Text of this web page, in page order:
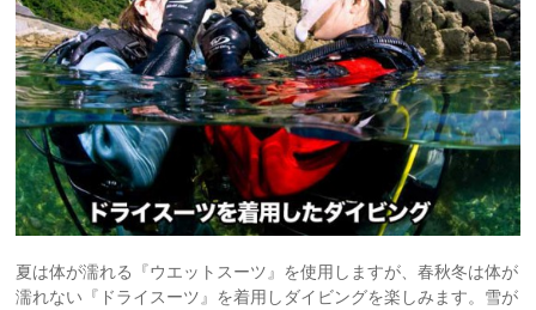
夏は体が濡れる『ウエットスーツ』を使用しますが、春秋冬は体が
濡れない『ドライスーツ』を着用しダイビングを楽しみます。雪が